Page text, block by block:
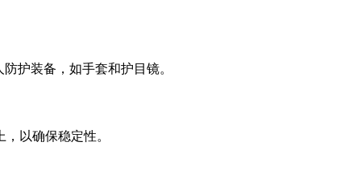
护装备，如手套和护目镜。
以确保稳定性。